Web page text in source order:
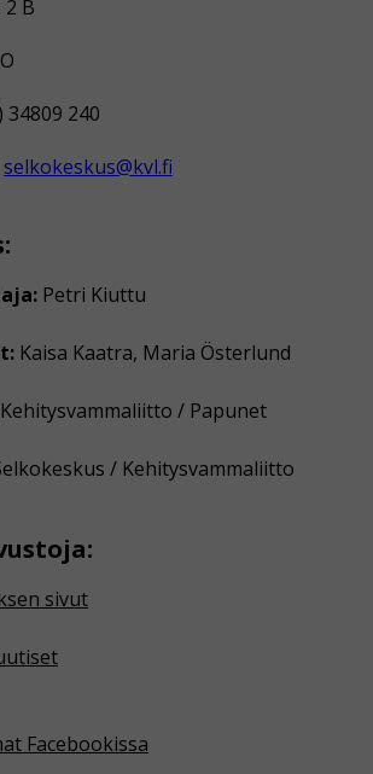
B
34809 240
selkokeskus@kvl.fi
Petri Kiuttu
Kaisa Kaatra, Maria Österlund
Kehitysvammaliitto / Papunet
/ Kehitysvammaliitto
sivut
Facebookissa